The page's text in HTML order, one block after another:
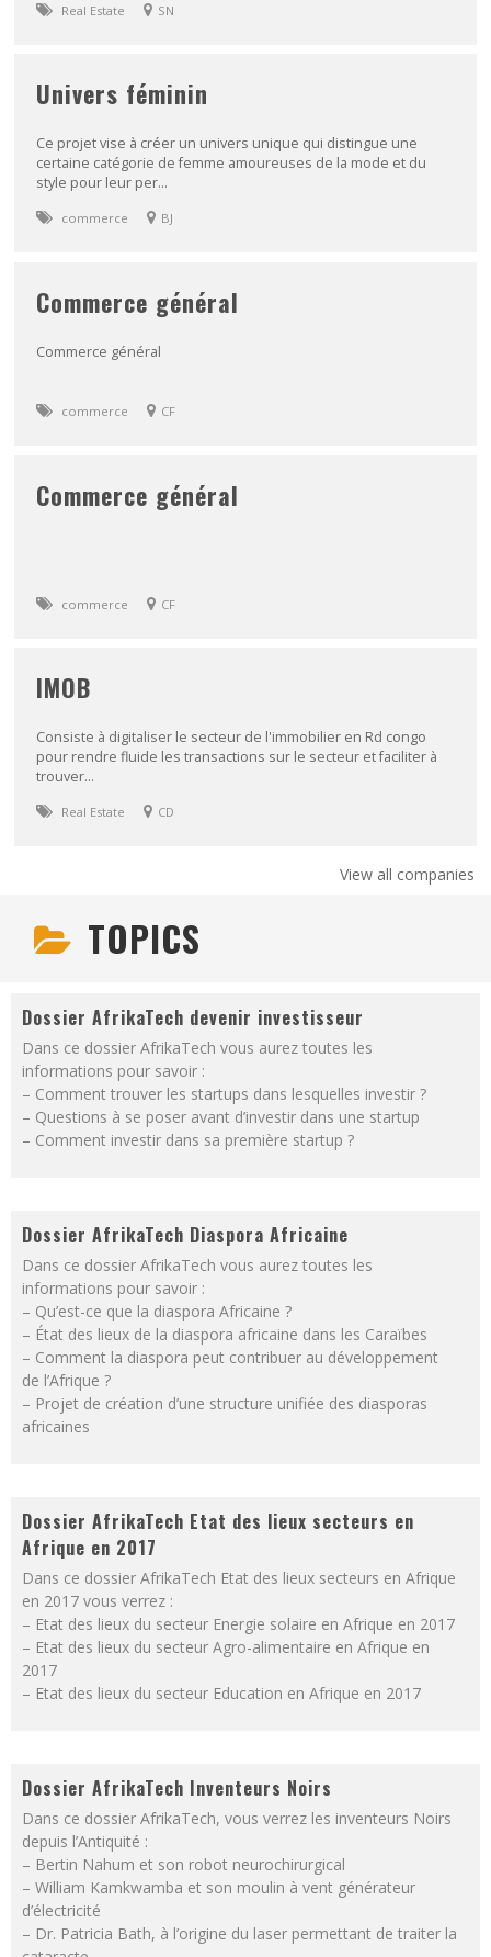
Real Estate SN
Univers féminin
Ce projet vise à créer un univers unique qui distingue une
certaine catégorie de femme amoureuses de la mode et du
style pour leur per...
commerce BJ
Commerce général
Commerce général
commerce CF
Commerce général
commerce CF
IMOB
Consiste à digitaliser le secteur de l'immobilier en Rd congo
pour rendre fluide les transactions sur le secteur et faciliter à
trouver...
Real Estate CD
View all companies
TOPICS
Dossier AfrikaTech devenir investisseur
Dans ce dossier AfrikaTech vous aurez toutes les
informations pour savoir :
– Comment trouver les startups dans lesquelles investir ?
– Questions à se poser avant d’investir dans une startup
– Comment investir dans sa première startup ?
Dossier AfrikaTech Diaspora Africaine
Dans ce dossier AfrikaTech vous aurez toutes les
informations pour savoir :
– Qu’est-ce que la diaspora Africaine ?
– État des lieux de la diaspora africaine dans les Caraïbes
– Comment la diaspora peut contribuer au développement
de l’Afrique ?
– Projet de création d’une structure unifiée des diasporas
africaines
Dossier AfrikaTech Etat des lieux secteurs en
Afrique en 2017
Dans ce dossier AfrikaTech Etat des lieux secteurs en Afrique
en 2017 vous verrez :
– Etat des lieux du secteur Energie solaire en Afrique en 2017
– Etat des lieux du secteur Agro-alimentaire en Afrique en
2017
– Etat des lieux du secteur Education en Afrique en 2017
Dossier AfrikaTech Inventeurs Noirs
Dans ce dossier AfrikaTech, vous verrez les inventeurs Noirs
depuis l’Antiquité :
– Bertin Nahum et son robot neurochirurgical
– William Kamkwamba et son moulin à vent générateur
d’électricité
– Dr. Patricia Bath, à l’origine du laser permettant de traiter la